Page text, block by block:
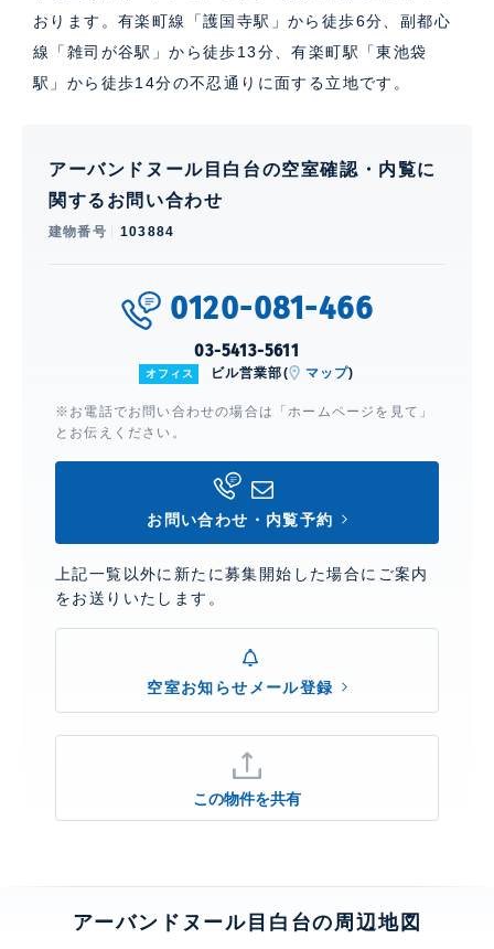
おります。有楽町線「護国寺駅」から徒歩6分、副都心
線「雑司が谷駅」から徒歩13分、有楽町駅「東池袋
駅」から徒歩14分の不忍通りに面する立地です。
アーバンドヌール目白台の空室確認・内覧に
関するお問い合わせ
建物番号 103884
0120-081-466
03-5413-5611
オフィス ビル営業部( マップ)
※お電話でお問い合わせの場合は「ホームページを見て」
とお伝えください。
お問い合わせ・内覧予約
上記一覧以外に新たに募集開始した場合にご案内
をお送りいたします。
空室お知らせメール登録
この物件を共有
アーバンドヌール目白台の周辺地図